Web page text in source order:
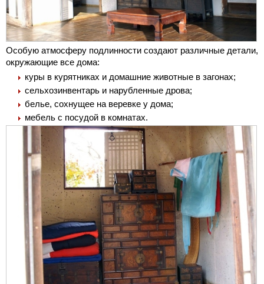
Особую атмосферу подлинности создают различные детали,
окружающие все дома:
куры в курятниках и домашние животные в загонах;
сельхозинвентарь и нарубленные дрова;
белье, сохнущее на веревке у дома;
мебель с посудой в комнатах.